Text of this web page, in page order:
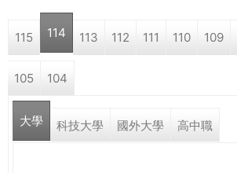
學a
r
e
115 114 113 112 111 110 109
105 104
大學 科技大學 國外大學 高中職